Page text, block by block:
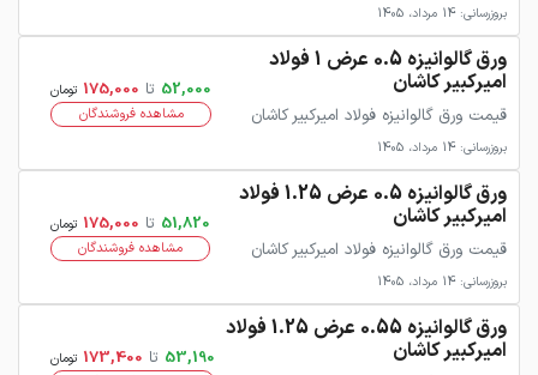
بروزرسانی: 14 مرداد، 1405
ورق گالوانیزه 0.5 عرض 1 فولاد
امیرکبیر کاشان
قیمت ورق گالوانیزه فولاد امیرکبیر کاشان
بروزرسانی: 14 مرداد، 1405
52,000 تا 175,000 تومان
مشاهده فروشندگان
ورق گالوانیزه 0.5 عرض 1.25 فولاد
امیرکبیر کاشان
قیمت ورق گالوانیزه فولاد امیرکبیر کاشان
بروزرسانی: 14 مرداد، 1405
51,820 تا 175,000 تومان
مشاهده فروشندگان
ورق گالوانیزه 0.55 عرض 1.25 فولاد
امیرکبیر کاشان 53,190 تا 173,400 تومان